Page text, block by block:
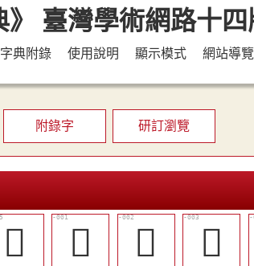
字典附錄 使用說明 顯示模式 網站導覽
附錄字 研訂瀏覽
󰵅 𠾅 𠽺 𠿦